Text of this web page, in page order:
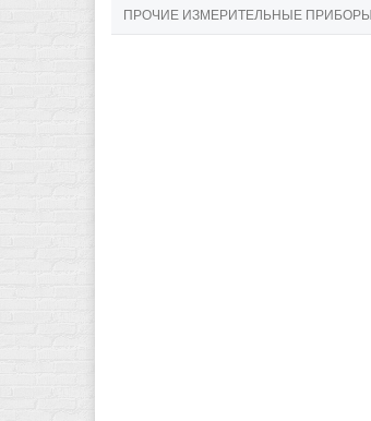
ПРОЧИЕ ИЗМЕРИТЕЛЬНЫЕ ПРИБОРЫ